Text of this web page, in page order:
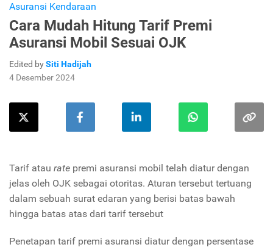
Asuransi Kendaraan
Cara Mudah Hitung Tarif Premi
Asuransi Mobil Sesuai OJK
Edited bySiti Hadijah
4 Desember 2024
Tarif atau rate premi asuransi mobil telah diatur dengan
jelas oleh OJK sebagai otoritas. Aturan tersebut tertuang
dalam sebuah surat edaran yang berisi batas bawah
hingga batas atas dari tarif tersebut
Penetapan tarif premi asuransi diatur dengan persentase